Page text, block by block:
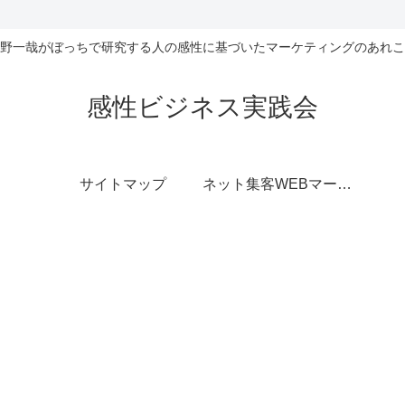
一哉がぼっちで研究する人の感性に基づいたマーケティングのあれ
感性ビジネス実践会
サイトマップ ネット集客WEBマーケティング無料相談室